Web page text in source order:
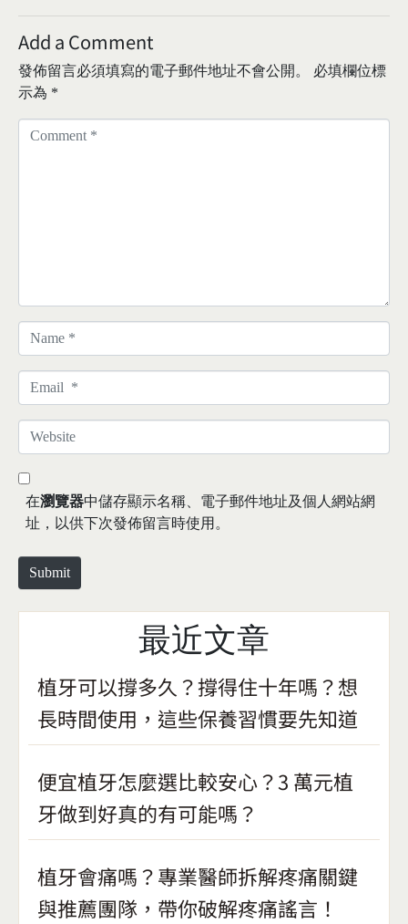
Add a Comment
發佈留言必須填寫的電子郵件地址不會公開。
必填欄位標
示為 *
a
m
*
m
a
*
W
e
b
e
在瀏覽器中儲存顯示名稱、電子郵件地址及個人網站網
址，以供下次發佈留言時使用。
Submit
最近文章
植牙可以撐多久？撐得住十年嗎？想
長時間使用，這些保養習慣要先知道
便宜植牙怎麼選比較安心？3 萬元植
牙做到好真的有可能嗎？
植牙會痛嗎？專業醫師拆解疼痛關鍵
與推薦團隊，帶你破解疼痛謠言！